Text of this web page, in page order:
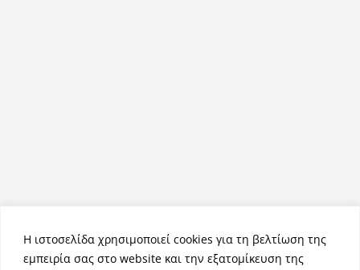
Η ιστοσελίδα χρησιμοποιεί cookies για τη βελτίωση της
εμπειρία σας στο website και την εξατομίκευση της